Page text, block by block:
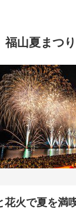
福山夏まつ
花火で夏を満